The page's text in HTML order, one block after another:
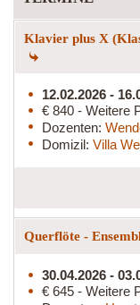
Klavier plus X
12.02.2026 -
€ 840 - Weitere
Dozenten:
Domizil: Villa
Querflöte -
30.04.2026 -
€ 645 - Weitere